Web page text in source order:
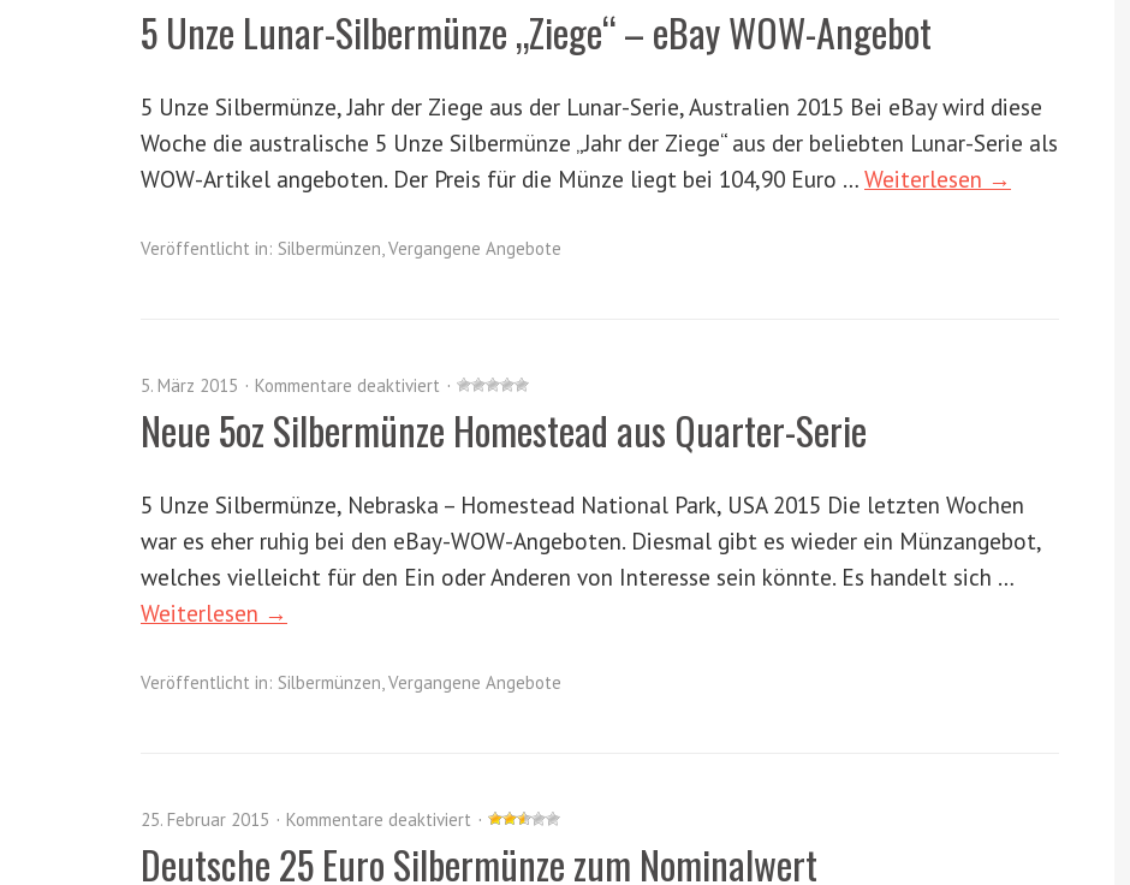
5 Unze Lunar-Silbermünze „Ziege“ – eBay WOW-Angebot
5 Unze Silbermünze, Jahr der Ziege aus der Lunar-Serie, Australien 2015 Bei eBay wird diese
Woche die australische 5 Unze Silbermünze „Jahr der Ziege“ aus der beliebten Lunar-Serie als
WOW-Artikel angeboten. Der Preis für die Münze liegt bei 104,90 Euro … Weiterlesen →
Veröffentlicht in: Silbermünzen,Vergangene Angebote
5. März 2015 Kommentare deaktiviert
Neue 5oz Silbermünze Homestead aus Quarter-Serie
5 Unze Silbermünze, Nebraska – Homestead National Park, USA 2015 Die letzten Wochen
war es eher ruhig bei den eBay-WOW-Angeboten. Diesmal gibt es wieder ein Münzangebot,
welches vielleicht für den Ein oder Anderen von Interesse sein könnte. Es handelt sich …
Weiterlesen →
Veröffentlicht in: Silbermünzen,Vergangene Angebote
25. Februar 2015 Kommentare deaktiviert
Deutsche 25 Euro Silbermünze zum Nominalwert